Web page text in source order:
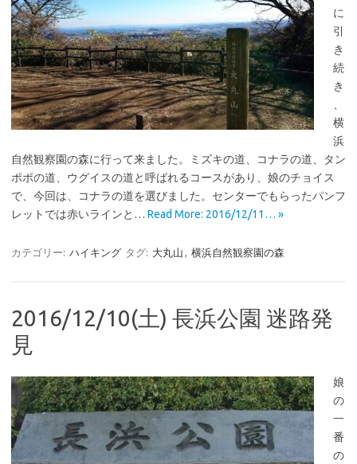
に
引
き
続
き
横
浜
自然観察園の森に行って来ました。ミズキの道、コナラの道、タン
ポポの道、ウグイスの道と呼ばれるコースがあり、娘のチョイス
で、今回は、コナラの道を選びました。センターでもらったパンフ
レットでは赤いラインと… Read More: 2016/12/11… »
カテゴリー: ハイキング タグ: 大丸山 , 横浜自然観察園の森
2016/12/10(土) 長浜公園 迷路発
見
娘
の
一
番
の